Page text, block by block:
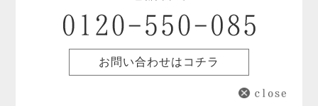
お問い合わせはコチラ